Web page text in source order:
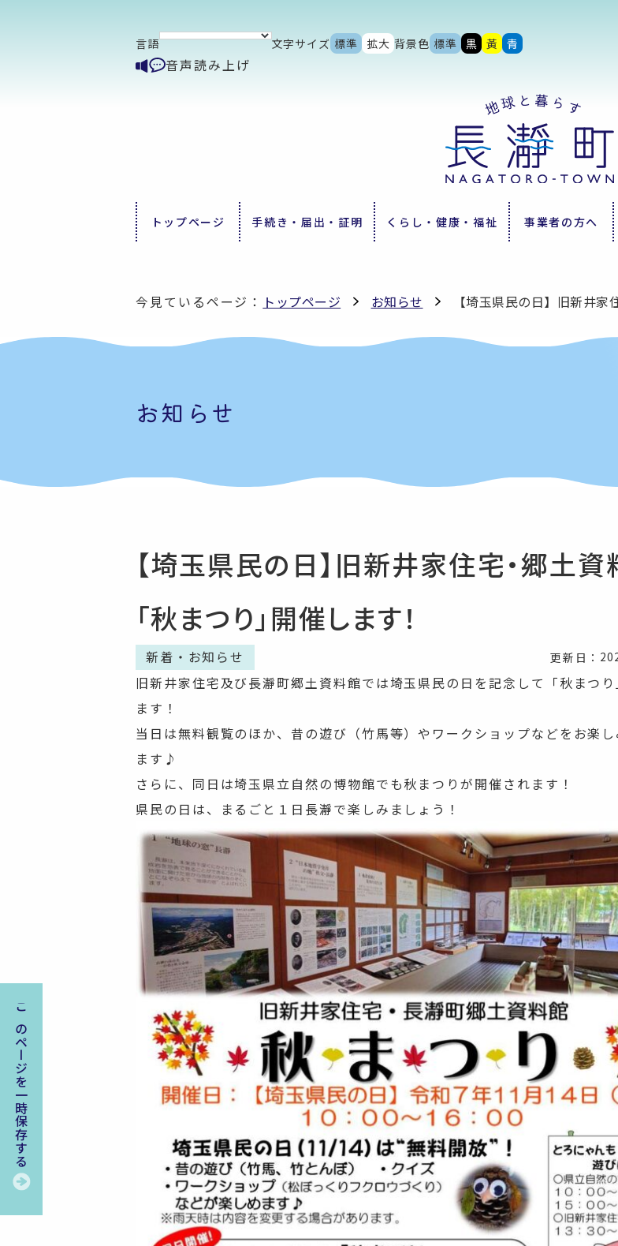
言語 文字サイズ 標準 拡大 背景色 標準 黒 黃 青
音声読み上げ
トップページ 手続き・届出・証明 くらし・健康・福祉 事業者の方へ
今見ているページ： トップページ お知らせ 【埼玉県民の日】旧新井
お知らせ
【埼玉県民の日】旧新井家住宅・郷土資
「秋まつり」開催します！
新着・お知らせ 更新日：
旧新井家住宅及び長瀞町郷土資料館では埼玉県民の日を記念して「秋まつ
ます！
当日は無料観覧のほか、昔の遊び（竹馬等）やワークショップなどをお楽
ます♪
さらに、同日は埼玉県立自然の博物館でも秋まつりが開催されます！
県民の日は、まるごと１日長瀞で楽しみましょう！
このページを一時保存する